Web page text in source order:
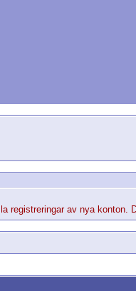
registreringar av nya